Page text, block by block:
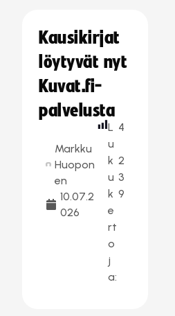
Kausikirjat
löytyvät nyt
Kuvat.fi-
palvelusta
Markku
Huopon
en
10.07.2
026
L
u
k
u
k
e
rt
o
j
a:
4
2
3
9